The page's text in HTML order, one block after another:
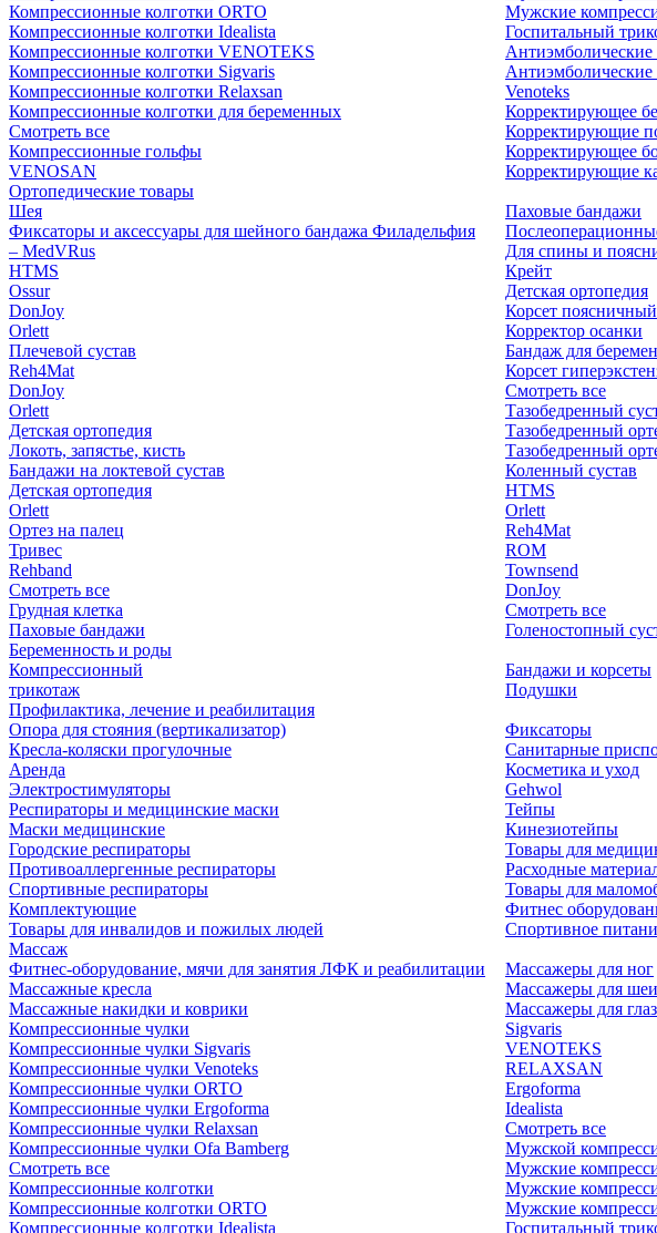
Компрессионные колготки ORTO
Компрессионные колготки Idealista
Компрессионные колготки VENOTEKS
Компрессионные колготки Sigvaris
Компрессионные колготки Relaxsan
Компрессионные колготки для беременных
Смотреть все
Компрессионные гольфы
VENOSAN
Мужские
Госпитальный
Антиэмболические
Venoteks
Корректирующее
Корректирующие
Корректирующее
Корректирующие
Ортопедические товары
Шея
Фиксаторы и аксессуары для шейного бандажа Филадельфия
– MedVRus
HTMS
Ossur
DonJoy
Orlett
Плечевой сустав
Reh4Mat
DonJoy
Orlett
Детская ортопедия
Локоть, запястье, кисть
Бандажи на локтевой сустав
Детская ортопедия
Orlett
Ортез на палец
Тривес
Rehband
Смотреть все
Грудная клетка
Паховые бандажи
Паховые бандажи
Для спины и
Крейт
Детская ортопедия
Корсет поясничный
Корректор осанки
Бандаж для
Корсет
Смотреть все
Тазобедренный
Тазобедренный
Тазобедренный
Коленный сустав
HTMS
Orlett
Reh4Mat
ROM
Townsend
DonJoy
Смотреть все
Голеностопный
Беременность и роды
Компрессионный
трикотаж
Бандажи и корсеты
Подушки
Профилактика, лечение и реабилитация
Опора для стояния (вертикализатор)
Кресла-коляски прогулочные
Аренда
Электростимуляторы
Респираторы и медицинские маски
Маски медицинские
Городские респираторы
Противоаллергенные респираторы
Спортивные респираторы
Комплектующие
Товары для инвалидов и пожилых людей
Фиксаторы
Санитарные
Косметика и уход
Gehwol
Тейпы
Кинезиотейпы
Товары для
Расходные
Товары для
Фитнес
Спортивное
Массаж
Фитнес-оборудование, мячи для занятия ЛФК и реабилитации
Массажные кресла
Массажные накидки и коврики
Массажеры для ног
Массажеры для
Массажеры для
Компрессионные чулки
Компрессионные чулки Sigvaris
Компрессионные чулки Venoteks
Компрессионные чулки ORTO
Компрессионные чулки Ergoforma
Компрессионные чулки Relaxsan
Компрессионные чулки Ofa Bamberg
Смотреть все
Компрессионные колготки
Компрессионные колготки ORTO
Компрессионные колготки Idealista
Sigvaris
VENOTEKS
RELAXSAN
Ergoforma
Idealista
Смотреть все
Мужской
Мужские
Мужские
Мужские
Госпитальный